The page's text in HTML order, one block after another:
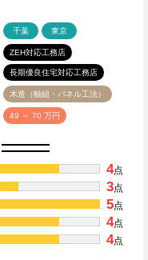
千葉 東京
ZEH対応工務店
長期優良住宅対応工務店
木造（軸組・パネル工法）
49 ～ 70 万円
4点
3点
5点
4点
4点